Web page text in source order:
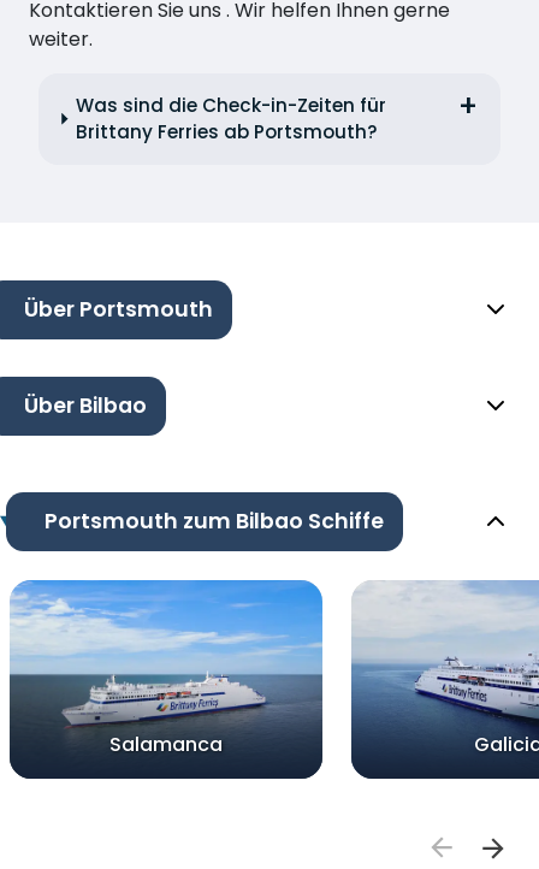
Kontaktieren Sie uns . Wir helfen Ihnen gerne
weiter.
Was sind die Check-in-Zeiten für
Brittany Ferries ab Portsmouth?
Über Portsmouth
Über Bilbao
Portsmouth zum Bilbao Schiffe
Salamanca